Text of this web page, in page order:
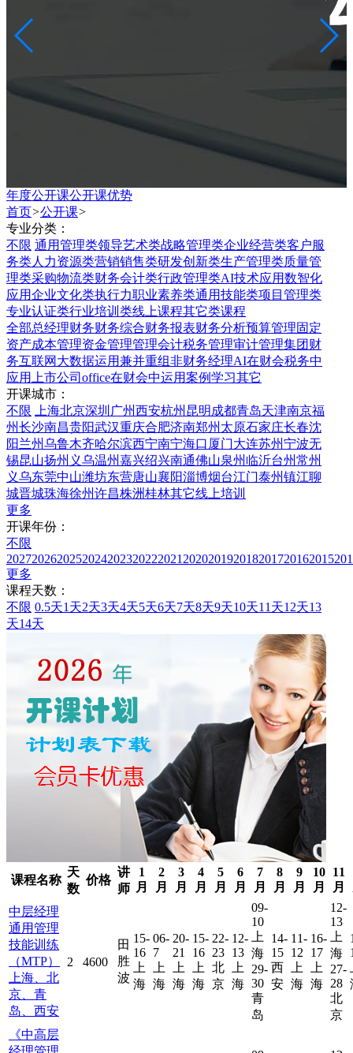
年度公开课公开课优势
首页>公开课>
专业分类：
不限 通用管理类领导艺术类战略管理类企业经营类客户服
务类人力资源类营销销售类研发创新类生产管理类质量管
理类采购物流类财务会计类行政管理类AI技术应用数智化
应用企业文化类执行力职业素养类通用技能类项目管理类
专业认证类行业培训类线上课程其它类课程
全部总经理财务财务综合财务报表财务分析预算管理固定
资产成本管理资金管理管理会计税务管理审计管理集团财
务互联网大数据运用兼并重组非财务经理AI在财会税务中
应用
上市公司 office在财会中运用案例学习其它
开课城市：
不限
上海北京深圳 广州西安杭州 昆明 成都青岛天津南京福
州长沙南昌贵阳武汉重庆合肥济南郑州 太原石家庄长春沈
阳兰州乌鲁木齐哈尔滨西宁南宁海口 厦门大连苏州宁波无
锡昆山扬州 义乌温州嘉兴绍兴南通佛山泉州 临沂台州常州
义乌东莞中山潍坊东营唐山襄阳淄博烟台江门泰州镇江聊
城晋城珠海徐州许昌株洲桂林其它线上培训
更多
开课年份：
不限
2027202620252024202320222021 202020192018201720162015
更多
课程天数：
不限 0.5天1天2天3天4天5天6天7天8天9天10天11天12天13
天14天
课程名称
天
数
价格
讲
师
1
月
2
月
3
月
4
月
5
月
6
月
7
月
8
月
9
月
10
月
11
月
中层经理
通用管理
技能训练
（MTP）
上海、北
京、青
岛、西安
2 4600
田
胜
波
15-
16
上
海
06-
7
上
海
20-
21
上
海
15-
16
上
海
22-
23
北
京
12-
13
上
海
09-
10
上
海
29-
30
青
岛
14-
15
西
安
11-
12
上
海
16-
17
上
海
12-
13
上
海
27-
28
北
京
《中高层